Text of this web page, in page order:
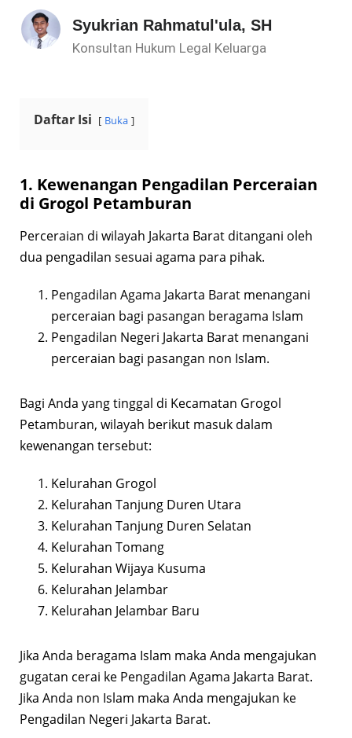
Syukrian Rahmatul'ula, SH
Konsultan Hukum Legal Keluarga
Daftar Isi Buka
1. Kewenangan Pengadilan Perceraian
di Grogol Petamburan
Perceraian di wilayah Jakarta Barat ditangani oleh
dua pengadilan sesuai agama para pihak.
Pengadilan Agama Jakarta Barat menangani
perceraian bagi pasangan beragama Islam
Pengadilan Negeri Jakarta Barat menangani
perceraian bagi pasangan non Islam.
Bagi Anda yang tinggal di Kecamatan Grogol
Petamburan, wilayah berikut masuk dalam
kewenangan tersebut:
Kelurahan Grogol
Kelurahan Tanjung Duren Utara
Kelurahan Tanjung Duren Selatan
Kelurahan Tomang
Kelurahan Wijaya Kusuma
Kelurahan Jelambar
Kelurahan Jelambar Baru
Jika Anda beragama Islam maka Anda mengajukan
gugatan cerai ke Pengadilan Agama Jakarta Barat.
Jika Anda non Islam maka Anda mengajukan ke
Pengadilan Negeri Jakarta Barat.